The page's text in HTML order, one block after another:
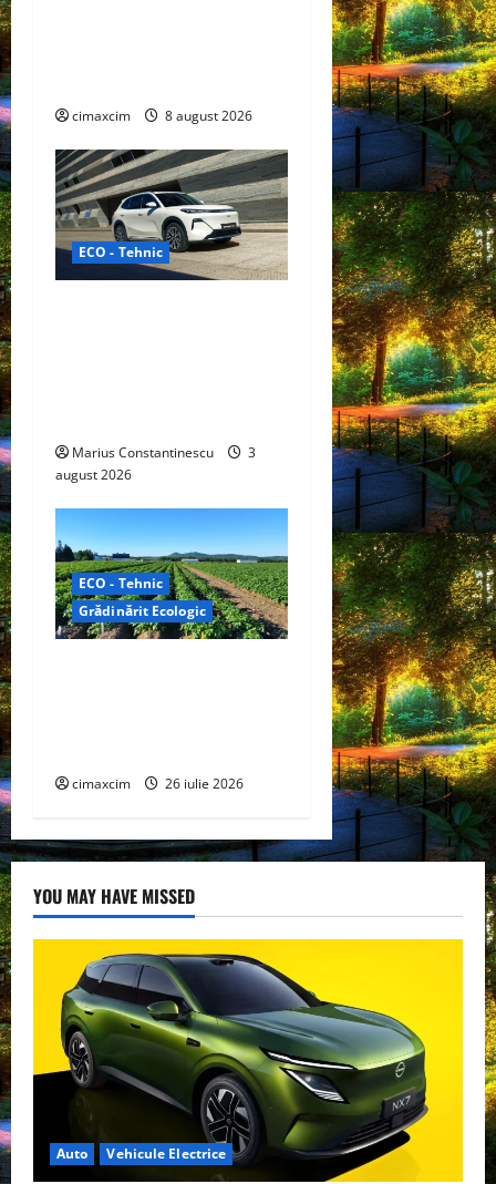
ncimaxcim 8 august 2026
ECO - Tehnic
Marius Constantinescu
3
august 2026
ECO - Tehnic
Grădinărit Ecologic
cimaxcim 26 iulie 2026
YOU MAY HAVE MISSED
Auto Vehicule Electrice